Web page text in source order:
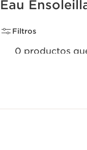
Eau
Filtros
0 productos